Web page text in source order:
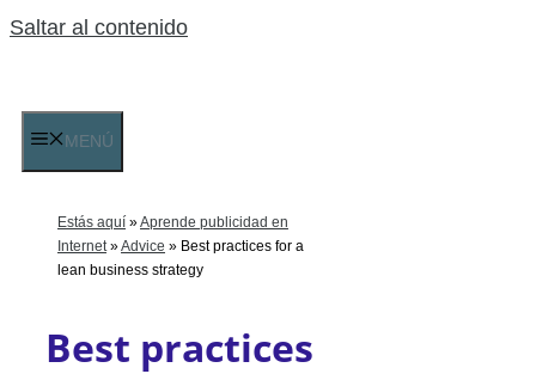
Saltar al contenido
MENÚ
Estás aquí »Aprende publicidad en
Internet»Advice » Best practices for a
lean business strategy
Best practices